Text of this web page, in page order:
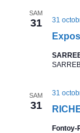
SAM
31 31
SAM
31
31
Fontoy-